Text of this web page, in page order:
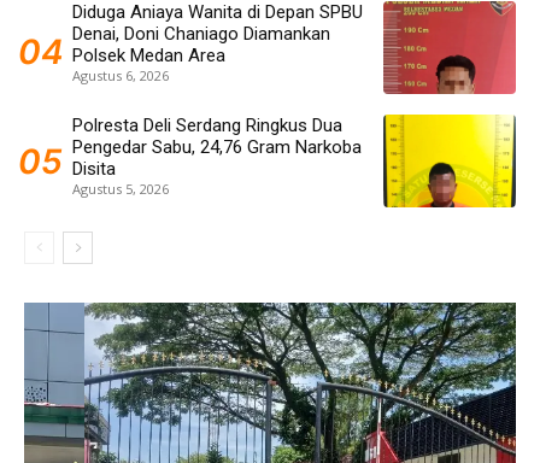
Diduga Aniaya Wanita di Depan SPBU
Denai, Doni Chaniago Diamankan
Polsek Medan Area
Agustus 6, 2026
Polresta Deli Serdang Ringkus Dua
Pengedar Sabu, 24,76 Gram Narkoba
Disita
Agustus 5, 2026